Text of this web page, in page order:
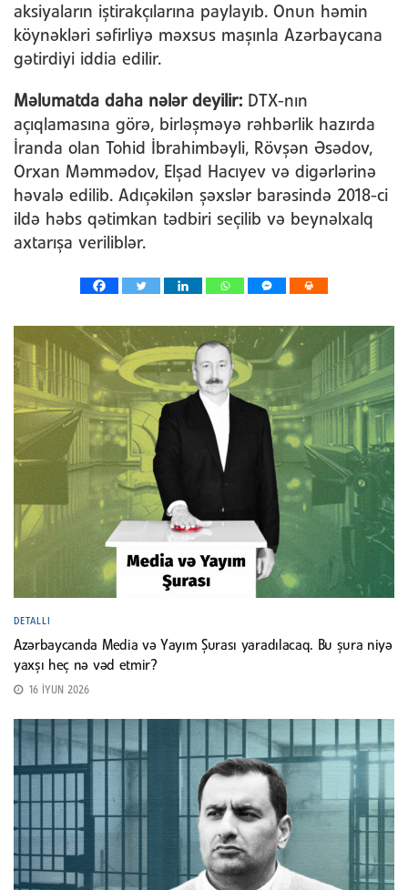
aksiyaların iştirakçılarına paylayıb. Onun həmin
köynəkləri səfirliyə məxsus maşınla Azərbaycana
gətirdiyi iddia edilir.
Məlumatda daha nələr deyilir: DTX-nın
açıqlamasına görə, birləşməyə rəhbərlik hazırda
İranda olan Tohid İbrahimbəyli, Rövşən Əsədov,
Orxan Məmmədov, Elşad Hacıyev və digərlərinə
həvalə edilib. Adıçəkilən şəxslər barəsində 2018-ci
ildə həbs qətimkan tədbiri seçilib və beynəlxalq
axtarışa veriliblər.
DETALLI
Azərbaycanda Media və Yayım Şurası yaradılacaq. Bu şura niyə
yaxşı heç nə vəd etmir?
16 İYUN 2026